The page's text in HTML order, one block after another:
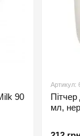
90
Артикул:
мл,